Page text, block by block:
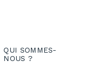
QUI SOMMES-
NOUS ?